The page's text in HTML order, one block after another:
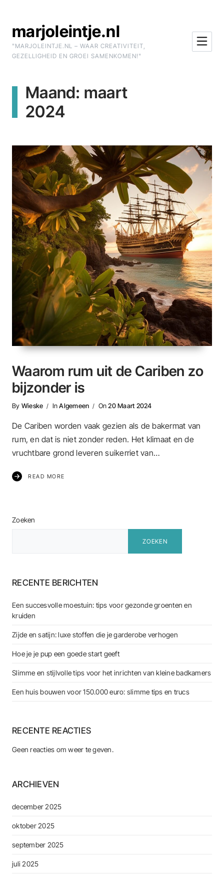
marjoleintje.nl
"MARJOLEINTJE.NL – WAAR CREATIVITEIT,
GEZELLIGHEID EN GROEI SAMENKOMEN!"
Maand: maart
2024
Waarom rum uit de Cariben zo
bijzonder is
By Wieske InAlgemeen On20 Maart 2024
De Cariben worden vaak gezien als de bakermat van
rum, en dat is niet zonder reden. Het klimaat en de
vruchtbare grond leveren suikerriet van…
READ MORE
Zoeken
ZOEKEN
RECENTE BERICHTEN
Een succesvolle moestuin: tips voor gezonde groenten en
kruiden
Zijde en satijn: luxe stoffen die je garderobe verhogen
Hoe je je pup een goede start geeft
Slimme en stijlvolle tips voor het inrichten van kleine badkamers
Een huis bouwen voor 150.000 euro: slimme tips en trucs
RECENTE REACTIES
Geen reacties om weer te geven.
ARCHIEVEN
december 2025
oktober 2025
september 2025
juli 2025